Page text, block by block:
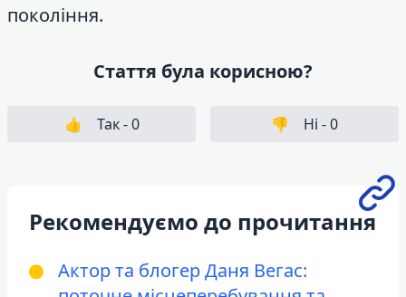
покоління.
Стаття була корисною?
👍 Так -0 👎 Ні -0
Рекомендуємо до прочитання
Актор та блогер Даня Вегас: